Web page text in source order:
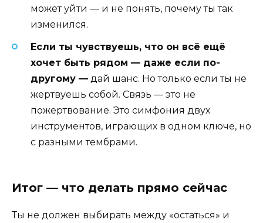
может уйти — и не понять, почему ты так
изменился.
Если ты чувствуешь, что он всё ещё
хочет быть рядом — даже если по-
другому — дай шанс. Но только если ты не
жертвуешь собой. Связь — это не
пожертвование. Это симфония двух
инструментов, играющих в одном ключе, но
с разными тембрами.
Итог — что делать прямо сейчас
Ты не должен выбирать между «остаться» и